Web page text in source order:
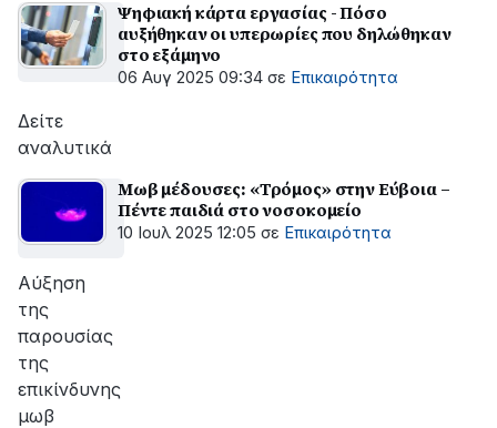
Ψηφιακή κάρτα εργασίας - Πόσο
αυξήθηκαν οι υπερωρίες που δηλώθηκαν
στο εξάμηνο
06 Αυγ 2025 09:34 σε Επικαιρότητα
Δείτε
αναλυτικά
Μωβ μέδουσες: «Τρόμος» στην Εύβοια –
Πέντε παιδιά στο νοσοκομείο
10 Ιουλ 2025 12:05 σε Επικαιρότητα
Αύξηση
της
παρουσίας
της
επικίνδυνης
μωβ